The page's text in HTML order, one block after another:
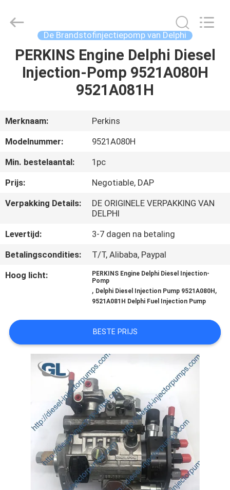
THUIS
PRODUCTEN
VIDEO'S
ONS
FABRIEKSTOCHT
KWALITEITSCONTROLE
VRAAG
SITEMAP
PRIVACYBELEID
Parts
Reserved.
De Brandstofinjectiepomp van Delphi
PERKINS Engine Delphi Diesel
Injection-Pomp 9521A080H
9521A081H
Merknaam:
Perkins
Modelnummer:
9521A080H
Min. bestelaantal:
1pc
Prijs:
Negotiable, DAP
Verpakking Details:
DE ORIGINELE VERPAKKING VAN
DELPHI
Levertijd:
3-7 dagen na betaling
Betalingscondities:
T/T, Alibaba, Paypal
Hoog licht:
PERKINS Engine Delphi Diesel Injection-
Pomp
, Delphi Diesel Injection Pump 9521A080H ,
9521A081H Delphi Fuel Injection Pump
BESTE PRIJS